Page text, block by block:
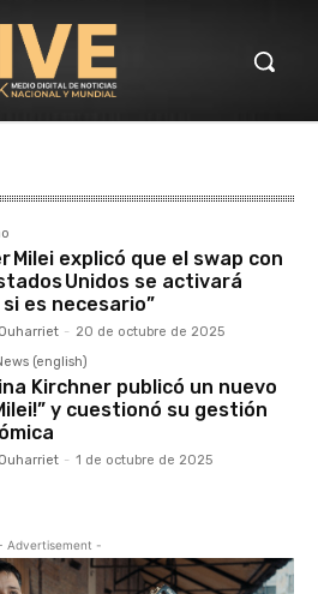
Milei explicó que el swap con
Unidos se activará
si es necesario”
- 20 de octubre de 2025
(english)
Kirchner publicó un nuevo
y cuestionó su gestión
- 1 de octubre de 2025
Advertisement -